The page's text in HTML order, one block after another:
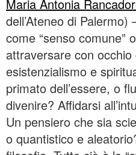
Maria Antonia
dell’Ateneo di
come “senso comune”
attraversare con
esistenzialismo e
primato dell’essere, o
divenire? Affidarsi
Un pensiero che sia
o quantistico e